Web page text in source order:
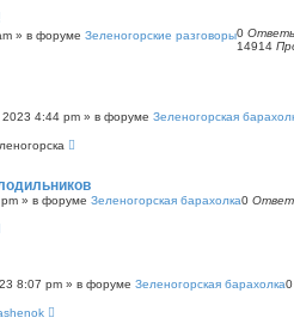
» в форуме Зеленогорские разговоры0
14914
2023 4:44 pm » в форуме Зеленогорская
» в форуме Зеленогорская барахолка0
8:07 pm » в форуме Зеленогорская барахолка